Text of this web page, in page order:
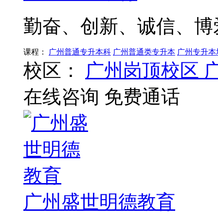
勤奋、创新、诚信、博
课程： 广州普通专升本科 广州普通类专升本 广州专升本
校区： 广州岗顶校区
在线咨询 免费通话
广州盛世明德教育